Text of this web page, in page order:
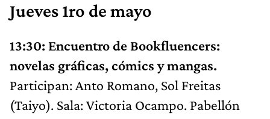
Jueves 1ro de mayo
13:30: Encuentro de Bookfluencers:
novelas gráficas, cómics y mangas.
Participan: Anto Romano, Sol Freitas
(Taiyo). Sala: Victoria Ocampo. Pabellón